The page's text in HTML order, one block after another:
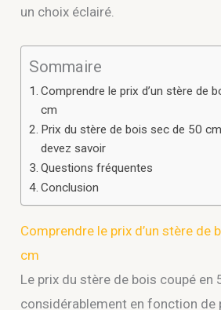
un choix éclairé.
Sommaire
Comprendre le prix d’un stère de
cm
Prix du stère de bois sec de 50
devez savoir
Questions fréquentes
Conclusion
Comprendre le prix d’un stère de
cm
Le prix du stère de bois coupé en
considérablement en fonction de